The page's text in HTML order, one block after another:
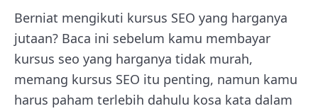
Berniat mengikuti kursus SEO yang harganya
jutaan? Baca ini sebelum kamu membayar
kursus seo yang harganya tidak murah,
memang kursus SEO itu penting, namun kamu
harus paham terlebih dahulu kosa kata dalam